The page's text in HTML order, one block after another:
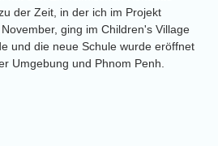
der Zeit, in der ich im Projekt
ging im Children's Village
und die neue Schule wurde eröffnet
Umgebung und Phnom Penh.